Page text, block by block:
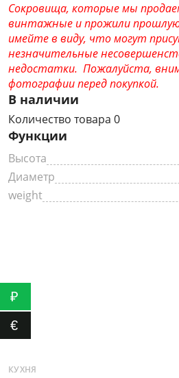
Сокровища, которые мы
винтажные и прожили
имейте в виду, что могут
незначительные
недостатки. Пожалуйста,
фотографии перед покупкой.
В наличии
Количество товара 0
Функции
Высота
Диаметр
weight
КУХНЯ
₽
€